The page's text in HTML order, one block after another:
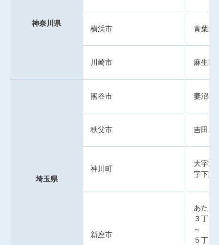
神奈川県
横浜市 青葉区
川崎市 麻生区
埼玉県
熊谷市 妻沼小
秩父市 吉田太
神川町
大字渡
字下阿
新座市
あたご
３丁目
～
５丁目